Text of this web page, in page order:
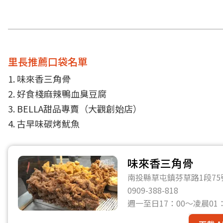
里長推薦口袋名單
1. 味來香三角骨
2. 好食棧麻辣鴨血臭豆腐
3. BELLA甜品專賣（大觀創始店）
4. 古早味碳烤魷魚
味來香三角骨
南投縣草屯鎮芬草路1段75
0909-388-818
週一至日17：00～凌晨01